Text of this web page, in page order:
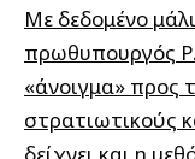
Με δεδομένο
πρωθυπουργός
«άνοιγμα» προς
στρατιωτικούς